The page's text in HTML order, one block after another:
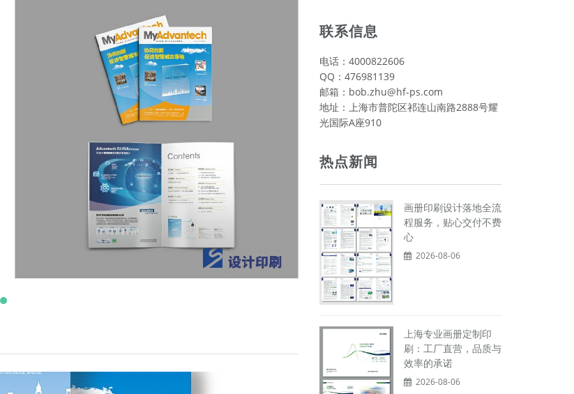
联系信息
电话：4000822606
QQ：476981139
邮箱：bob.zhu@hf-ps.com
地址：上海市普陀区祁连山南路2888号耀
光国际A座910
热点新闻
画册印刷设计落地全流
程服务，贴心交付不费
心
2026-08-06
上海专业画册定制印
刷：工厂直营，品质与
效率的承诺
2026-08-06